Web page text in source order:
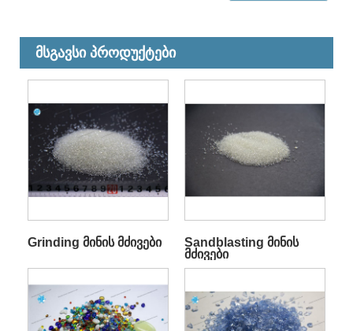
მსგავსი პროდუქტები
Grinding მინის მძივები
Sandblasting მინის
მძივები